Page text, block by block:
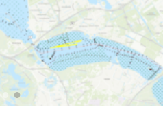
Bellen Zoeken
● ●